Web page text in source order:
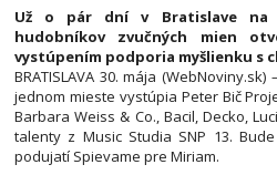
Už o pár dní v Bratislave na
hudobníkov zvučných mien
vystúpením podporia myšlienku s
BRATISLAVA 30. mája
jednom mieste vystúpia Peter Bič
Barbara Weiss & Co., Bacil, Decko,
talenty z Music Studia SNP 13.
podujatí Spievame pre Miriam.